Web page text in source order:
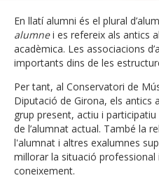
En llatí alumni és el plural
alumnei es refereix als antics
acadèmica. Les associacions
importants dins de les
Per tant, al Conservatori de
Diputació de Girona, els antics
grup present, actiu i
de l’alumnat actual. També la
l'alumnat i altres exalumnes
millorar la situació professional
coneixement.